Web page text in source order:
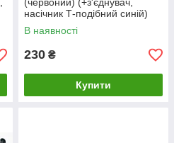
насічник Т-подібний синій)
DM
В наявності
230 ₴
Купити